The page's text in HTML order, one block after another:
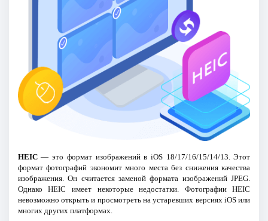
HEIC— это формат изображений в iOS 18/17/16/15/14/13. Этот
формат фотографий экономит много места без снижения качества
изображения. Он считается заменой формата изображений JPEG.
Однако HEIC имеет некоторые недостатки. Фотографии HEIC
невозможно открыть и просмотреть на устаревших версиях iOS или
многих других платформах.